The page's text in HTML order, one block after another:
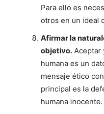
Para ello es
otros en un ideal
Afirmar la
objetivo. Aceptar
humana es un
mensaje ético
principal es la
humana inocente.